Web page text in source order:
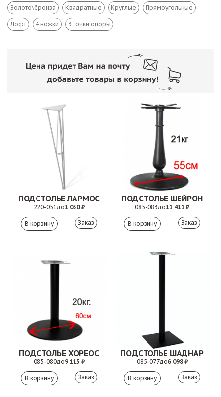
Золото\бронза Квадратные Круглые Прямоугольные
Лофт 4 ножки 3 точки опоры
ПОДСТОЛЬЕ ЛАРМОС
220-051до1 050 ₽
Заказ
ПОДСТОЛЬЕ ШЕЙРОН
085-083до11 411 ₽
Заказ
ПОДСТОЛЬЕ ХОРЕОС
085-080до9 115 ₽
Заказ
ПОДСТОЛЬЕ ШАДНАР
085-077до6 098 ₽
Заказ